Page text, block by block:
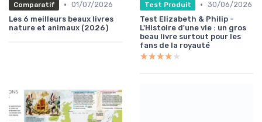
Comparatif • 01/07/2026
Les 6 meilleurs beaux livres
nature et animaux (2026)
Test Produit • 30/06/2026
Test Elizabeth & Philip -
L'Histoire d'une vie : un gros
beau livre surtout pour les
fans de la royauté
★★★★★
★★★★★